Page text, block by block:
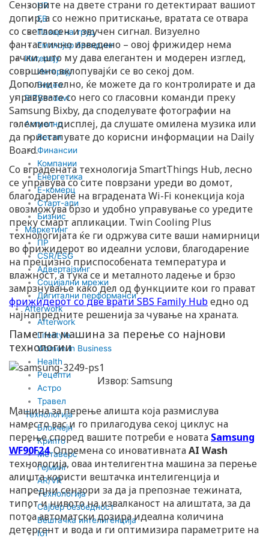
n
HR
EB
Пазар на труд
Емплојер брендинг
Интервју
Интервју
Видео
BIZBendovi
Актуелно
Вести
Финансии
Компании
Енергетика
Е-комерц
Старт-апи
Бизнис
Маркетинг
ПР
CSR/ESG
Адвертајзинг
Социјални мрежи
Дигитални перформанси
Afterwork
Afterwork
Lifestyle
Women in Business
Health
Рецепти
Астро
Травел
Технологија
Блокчејн
Крипто
Метаверс
Гејминг
AR/VR
Tехнологија
Сајбер безбедност
Вештачка интелигенција
IoT
Сензорите на двете страни го детектираат вашиот
допир, а со нежно притискање, вратата се отвара
со светлосен и звучен сигнал. Визуелно
фантастично изведено – овој фрижидер нема
рачки, што му дава елегантен и модерен изглед,
совршено вклопувајќи се во секој дом.
Дополнително, ќе можете да го контролирате и да
управувате со него со гласовни команди преку
Samsung Bixby, да споделувате фотографии на
големиот дисплеј, да слушате омилена музика или
да пристапувате до корисни информации на Daily
Board.
Со вградената технологија SmartThings Hub, лесно
се управува со сите поврзани уреди во домот,
благодарение на вградената Wi-Fi конекција која
овозможува брзо и удобно управување со уредите
преку смарт апликации. Twin Cooling Plus
технологијата ќе ги одржува сите ваши намирници
во фрижидерот во идеални услови, благодарение
на прецизно приспособената температура и
влажност, а тука се и металното ладење и брзо
замрзнување како дел од функциите кои го прават
фрижидерот со две врати SBS Family Hubедно од
најнапредните решенија за чување на храната.
Паметна машина за перење со најнови
технологии
Извор: Samsung
Машина за перење алишта која размислува
наместо вас и го прилагодува секој циклус на
перење според вашите потреби е новата Samsung
WF90F24. Опремена со иновативнатаAI Wash
технологија, оваа интелигентна машина за перење
алишта користи вештачка интелигенција и
напредни сензори за да ја препознае тежината,
типот и нивото на извалканост на алиштата, за да
потоа автоматски дозира идеална количина
детергент и вода и ги оптимизира параметрите на